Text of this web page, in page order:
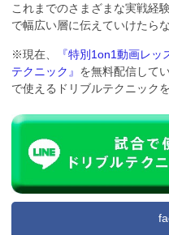
これまでのさまざまな実戦経
で幅広い層に伝えていけたら
※現在、
『特別1on1動画レ
テクニック』 を無料配信して
で使えるドリブルテクニック